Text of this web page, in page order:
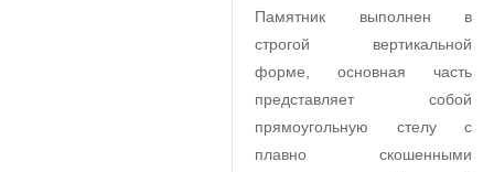
Памятник выполнен в
строгой вертикальной
форме, основная часть
представляет собой
прямоугольную стелу с
плавно скошенными